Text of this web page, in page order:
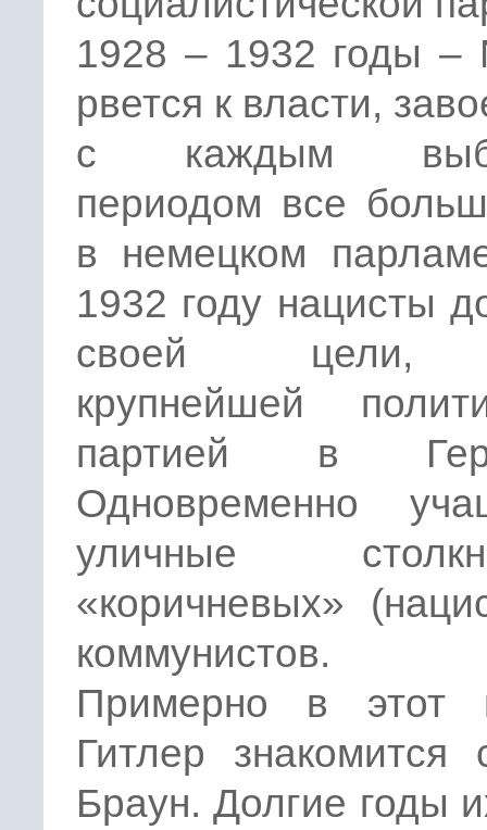
1928 – 1932 годы –
рвется к власти,
с каждым
периодом все
в немецком
1932 году нацисты
своей цели,
крупнейшей
партией в
Одновременно
уличные
«коричневых»
коммунистов.
Примерно в этот
Гитлер знакомится
Браун. Долгие годы